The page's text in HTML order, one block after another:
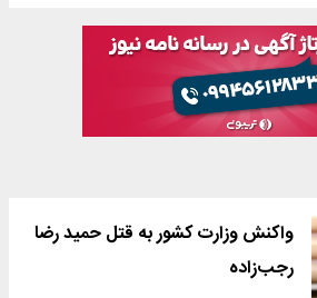
واکنش وزارت کشور به قتل حمید رضا
رجب‌زاده